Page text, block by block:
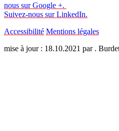
nous sur Google +.
Suivez-nous sur LinkedIn.
Accessibilité Mentions légales
mise à jour : 18.10.2021 par .